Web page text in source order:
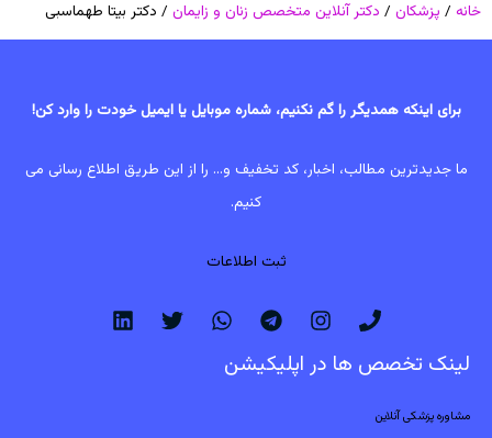
خانه / پزشکان / دکتر آنلاین متخصص زنان و زایمان / دکتر بیتا طهماسبی
برای اینکه همدیگر را گم نکنیم، شماره موبایل یا ایمیل خودت را وارد کن!
ما جدیدترین مطالب، اخبار، کد تخفیف و... را از این طریق اطلاع رسانی می
کنیم.
ثبت اطلاعات
لینک تخصص ها در اپلیکیشن
مشاوره پزشکی آنلاین